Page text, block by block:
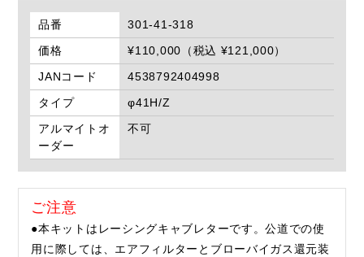
品番
301-41-318
価格
¥110,000（税込 ¥121,000）
JANコード
4538792404998
タイプ
φ41H/Z
アルマイトオ
ーダー
不可
ご注意
●本キットはレーシングキャブレターです。公道での使
用に際しては、エアフィルターとブローバイガス還元装